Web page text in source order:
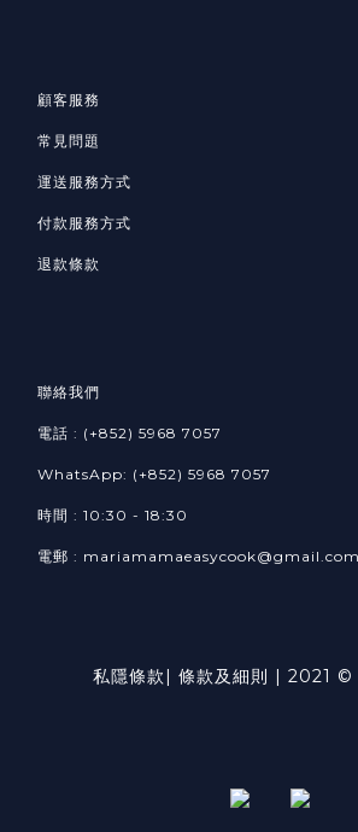
顧客服務
常見問題
運送服務方式
付款服務方式
退款條款
聯絡我們
電話 : (+852) 5968 7057
WhatsApp: (+852) 5968 7057
時間 : 10:30 - 18:30
電郵 : mariamamaeasycook@gmail.com
私隱條款 | 條款及細則 | 2021 ©